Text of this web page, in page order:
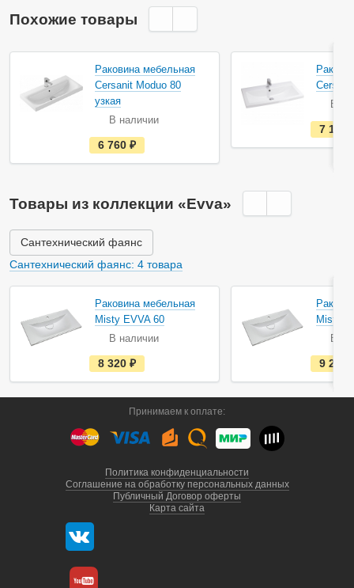
Похожие товары
Раковина мебельная
Cersanit Moduo 80
узкая
В наличии
е
с
т
а
и
ч
и
и
6 760
В
7 130
Товары из коллекции «Evva»
Сантехнический фаянс
Сантехнический фаянс: 4 товара
Раковина мебельная
Misty EVVA 60
В наличии
е
с
т
н
л
и
и
и
8 320
Misty
В
9 270
Принимаем к оплате:
Политика конфиденциальности
Соглашение на обработку персональных данных
Публичный Договор оферты
Карта сайта